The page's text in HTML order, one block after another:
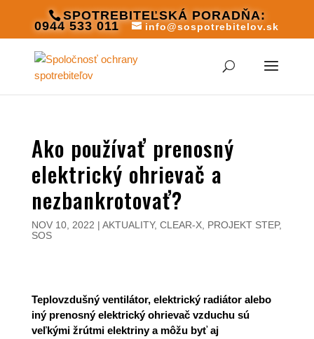
SPOTREBITEĽSKÁ PORADŇA:
0944 533 011 info@sospotrebitelov.sk
Ako používať prenosný
elektrický ohrievač a
nezbankrotovať?
NOV 10, 2022 | AKTUALITY, CLEAR-X, PROJEKT STEP,
SOS
Teplovzdušný ventilátor, elektrický radiátor alebo
iný prenosný elektrický ohrievač vzduchu sú
veľkými žrútmi elektriny a môžu byť aj